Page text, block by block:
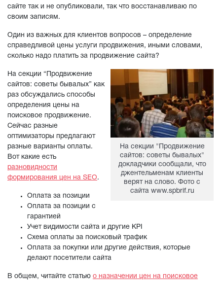
сайте так и не опубликовали, так что восстанавливаю по
своим записям.
Один из важных для клиентов вопросов – определение
справедливой цены услуги продвижения, иными словами,
сколько надо платить за продвижение сайта?
На секции "Продвижение
сайтов: советы бывалых"
докладчики сообщали, что
джентельменам клиенты
верят на слово. Фото с
сайта www.spbrif.ru
На секции “Продвижение
сайтов: советы бывалых” как
раз обсуждались способы
определения цены на
поисковое продвижение.
Сейчас разные
оптимизаторы предлагают
разные варианты оплаты.
Вот какие есть
разновидности
формирования цен на SEO.
Оплата за позиции
Оплата за позиции с
гарантией
Учет видимости сайта и другие KPI
Схема оплаты за поисковый трафик
Оплата за покупки или другие действия, которые
делают посетители сайта
В общем, читайте статью о назначении цен на поисковое